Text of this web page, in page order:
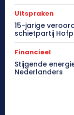
Uitspraken
15-jarige
schietpartij
Financieel
Stijgende
Nederlanders